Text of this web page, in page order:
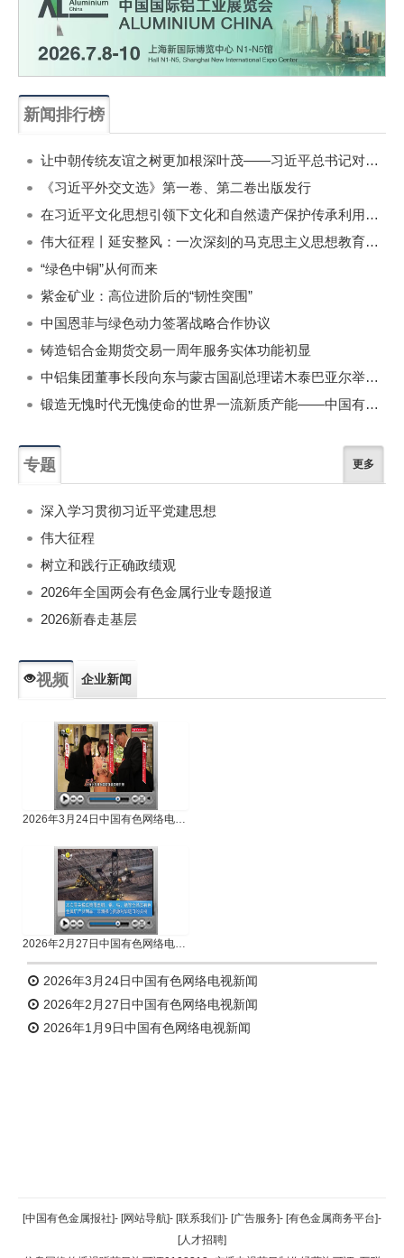
新闻排行榜
让中朝传统友谊之树更加根深叶茂——习近平总书记对朝鲜进行国事访问纪实
《习近平外交文选》第一卷、第二卷出版发行
在习近平文化思想引领下文化和自然遗产保护传承利用工作开创新局面
伟大征程丨延安整风：一次深刻的马克思主义思想教育运动
“绿色中铜”从何而来
紫金矿业：高位进阶后的“韧性突围”
中国恩菲与绿色动力签署战略合作协议
铸造铝合金期货交易一周年服务实体功能初显
中铝集团董事长段向东与蒙古国副总理诺木泰巴亚尔举行会谈
锻造无愧时代无愧使命的世界一流新质产能——中国有色金属工业的战略应对与破局之道（二）
专题 更多
深入学习贯彻习近平党建思想
伟大征程
树立和践行正确政绩观
2026年全国两会有色金属行业专题报道
2026新春走基层
视频 企业新闻
2026年3月24日中国有色网络电视新闻
2026年2月27日中国有色网络电视新闻
2026年3月24日中国有色网络电视新闻
2026年2月27日中国有色网络电视新闻
2026年1月9日中国有色网络电视新闻
返回顶部
返回首页
[中国有色金属报社]- [网站导航]- [联系我们]- [广告服务]- [有色金属商务平台]-
[人才招聘]